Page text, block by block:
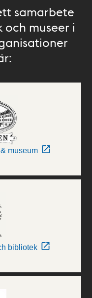
samarbete
museer i
museum
bibliotek